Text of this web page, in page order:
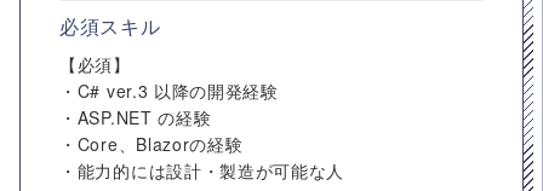
必須スキル
【必須】
・C# ver.3 以降の開発経験
・ASP.NET の経験
・Core、Blazorの経験
・能力的には設計・製造が可能な人